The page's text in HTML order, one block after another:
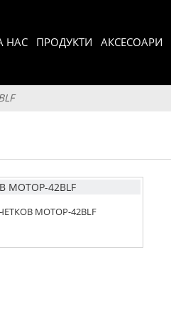
НАС ПРОДУКТИ АКСЕСОАРИ
МОТОР-42BLF